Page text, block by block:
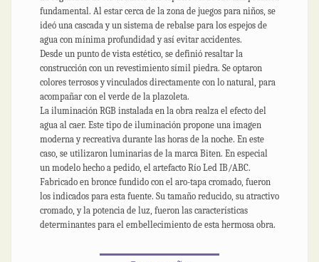
fundamental. Al estar cerca de la zona de juegos para niños, se
ideó una cascada y un sistema de rebalse para los espejos de
agua con mínima profundidad y así evitar accidentes.
Desde un punto de vista estético, se definió resaltar la
construcción con un revestimiento símil piedra. Se optaron
colores terrosos y vinculados directamente con lo natural, para
acompañar con el verde de la plazoleta.
La iluminación RGB instalada en la obra realza el efecto del
agua al caer. Este tipo de iluminación propone una imagen
moderna y recreativa durante las horas de la noche. En este
caso, se utilizaron luminarias de la marca Biten. En especial
un modelo hecho a pedido, el artefacto Río Led IB/ABC.
Fabricado en bronce fundido con el aro-tapa cromado, fueron
los indicados para esta fuente. Su tamaño reducido, su atractivo
cromado, y la potencia de luz, fueron las características
determinantes para el embellecimiento de esta hermosa obra.